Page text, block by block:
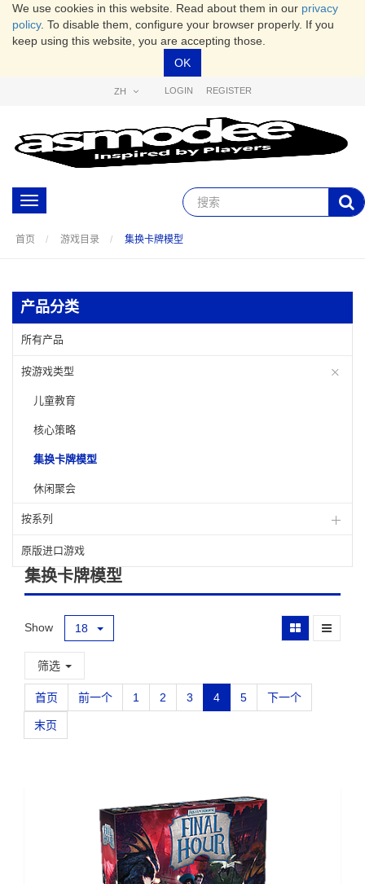
We use cookies in this website. Read about them in our privacy
policy. To disable them, configure your browser properly. If you
keep using this website, you are accepting those.
OK
ZH LOGIN REGISTER
Toggle
navigation
首页 游戏目录 集换卡牌模型
产品分类
所有产品
按游戏类型
儿童教育
核心策略
集换卡牌模型
休闲聚会
按系列
原版进口游戏
集换卡牌模型
Show 18
筛选
首页 前一个 1 2 3 4 5 下一个
末页